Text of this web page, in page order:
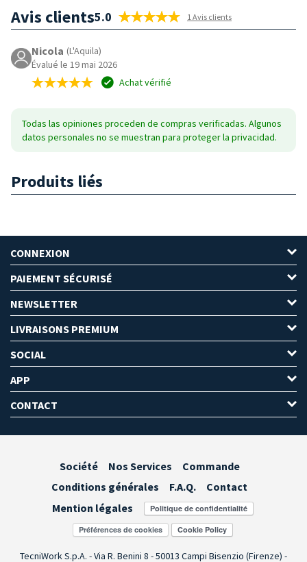
Avis clients5.0 1 Avis clients
Nicola (L'Aquila)
Évalué le 19 mai 2026
Achat vérifié
Todas las opiniones proceden de compras verificadas. Algunos
datos personales no se muestran para proteger la privacidad.
Produits liés
CONNEXION
PAIEMENT SÉCURISÉ
NEWSLETTER
LIVRAISONS PREMIUM
SOCIAL
APP
CONTACT
Société Nos Services
Commande
Conditions générales
F.A.Q.
Contact
Mention légales
Préférences de cookies
TecniWork S.p.A. - Via R. Benini 8 - 50013 Campi Bisenzio (Firenze) -